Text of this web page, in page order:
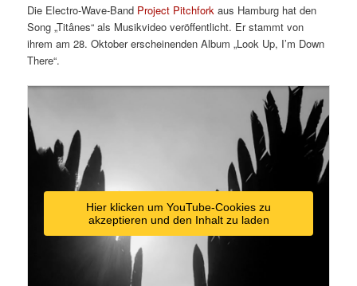
Die Electro-Wave-Band Project Pitchfork aus Hamburg hat den
Song „Titânes“ als Musikvideo veröffentlicht. Er stammt von
ihrem am 28. Oktober erscheinenden Album „Look Up, I’m Down
There“.
Hier klicken um YouTube-Cookies zu
akzeptieren und den Inhalt zu laden